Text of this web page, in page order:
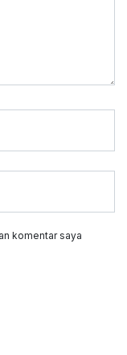
komentar saya